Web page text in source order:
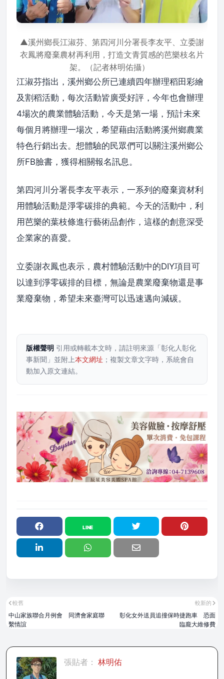
▲溪州鄉長江淑芬、第四河川分署長李友平、立委謝
衣鳳將廢棄農材再利用，打造文青質感的芭樂枝名片
架。（記者林明佑攝）
江淑芬指出，溪州鄉公所已連續四年辦理稻田彩繪
及割稻活動，每次活動皆廣受好評，今年也會辦理
4場次的農業體驗活動，今天是第一場，預計未來
每個月將辦理一場次，希望藉由活動將溪州鄉農業
特色行銷出去。想體驗的民眾們可以關注溪州鄉公
所FB臉書，獲得相關報名訊息。
第四河川分署長李友平表示，一系列的廢棄資材利
用體驗活動是淨零碳排的典範。今天的活動中，利
用芭樂的葉枝條進行藝術品創作，這樣的創意深受
企業家的喜愛。
立委謝衣鳳也表示，農村體驗活動中的DIY項目可
以達到淨零碳排的目標，無論是農業廢棄物還是事
業廢棄物，希望未來臺灣可以迅速邁向減碳。
版權聲明 引用或轉載本文時，請註明來源「彰化人彰化
事新聞」並附上本文網址 ；複製文章文字時，系統會自
動加入原文連結。
較新的
彰化女外送員追撞保時捷跑車 恐面
臨龐大維修費
較舊
中山家族聯合月例會 同濟會家庭聯
繫情誼
張貼者： 林明佑